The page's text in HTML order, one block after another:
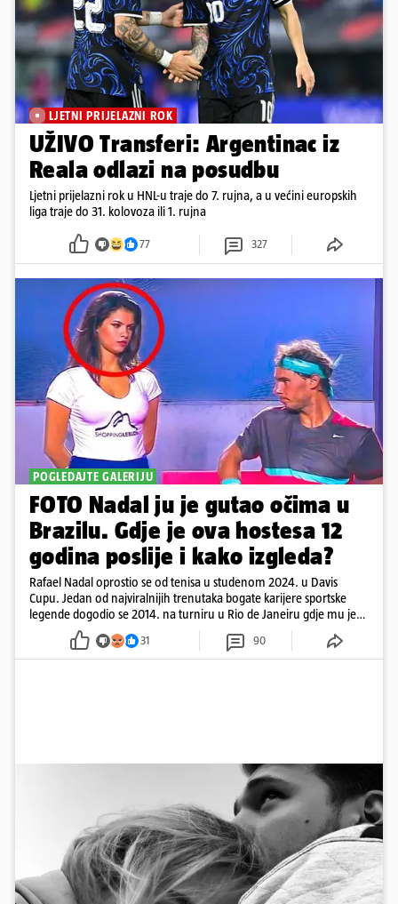
LJETNI PRIJELAZNI ROK
UŽIVO Transferi: Argentinac iz
Reala odlazi na posudbu
Ljetni prijelazni rok u HNL-u traje do 7. rujna, a u većini europskih
liga traje do 31. kolovoza ili 1. rujna
77 327
POGLEDAJTE GALERIJU
FOTO Nadal ju je gutao očima u
Brazilu. Gdje je ova hostesa 12
godina poslije i kako izgleda?
Rafael Nadal oprostio se od tenisa u studenom 2024. u Davis
Cupu. Jedan od najviralnijih trenutaka bogate karijere sportske
legende dogodio se 2014. na turniru u Rio de Janeiru gdje mu je
pažnju odvlačila ljepotica iza klupe
31 90